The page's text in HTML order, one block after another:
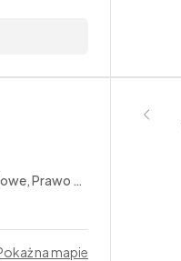
restrukturyzacyjne
na mapie